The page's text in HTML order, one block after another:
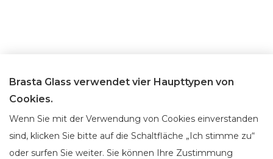
Brasta Glass verwendet vier Haupttypen von
Cookies.
Wenn Sie mit der Verwendung von Cookies einverstanden
sind, klicken Sie bitte auf die Schaltfläche „Ich stimme zu“
oder surfen Sie weiter. Sie können Ihre Zustimmung